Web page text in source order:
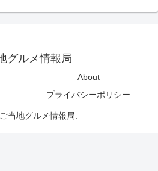
グルメ情報局
About
プライバシーポリシー
当地グルメ情報局.